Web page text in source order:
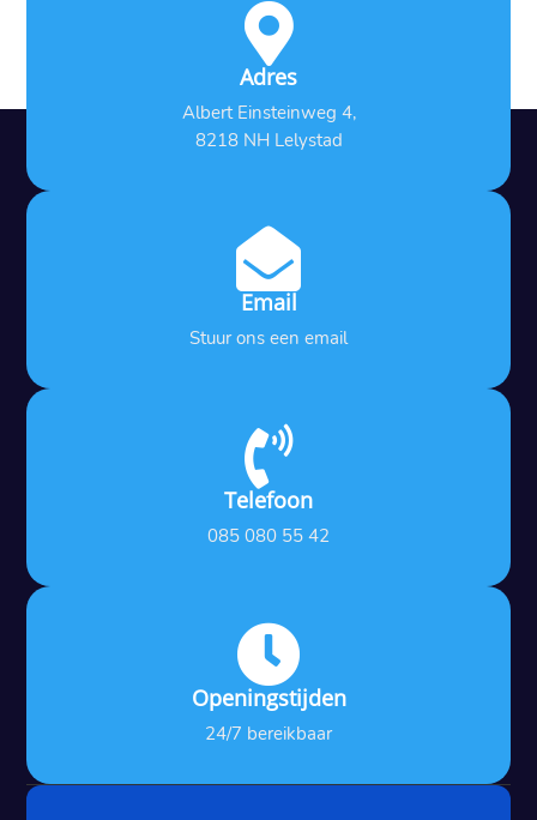

Adres
Albert Einsteinweg 4,
8218 NH Lelystad

Email
Stuur ons een email

Telefoon
085 080 55 42

Openingstijden
24/7 bereikbaar